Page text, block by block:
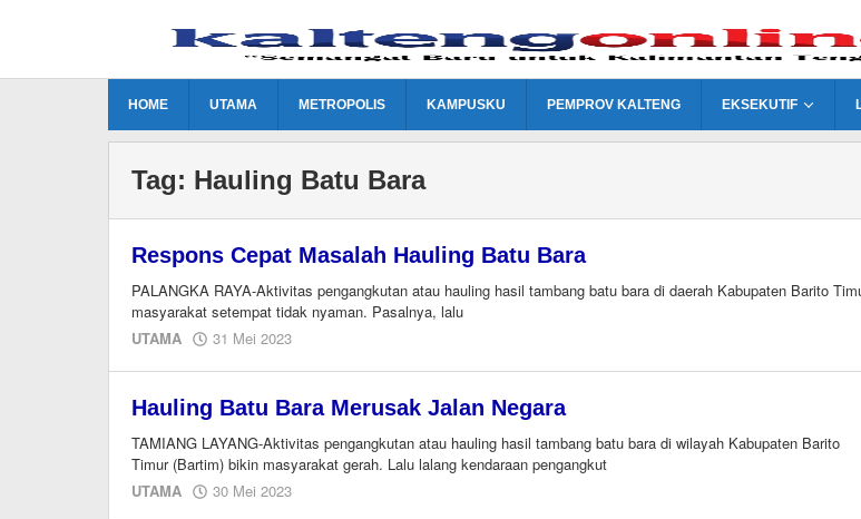
HOME UTAMA METROPOLIS KAMPUSKU PEMPROV KALTENG EKSEKUTIF
Tag: Hauling Batu Bara
Respons Cepat Masalah Hauling Batu Bara
PALANGKA RAYA-Aktivitas pengangkutan atau hauling hasil tambang batu bara di daerah Kabupaten Barito
masyarakat setempat tidak nyaman. Pasalnya, lalu
UTAMA
31 Mei 2023
Hauling Batu Bara Merusak Jalan Negara
TAMIANG LAYANG-Aktivitas pengangkutan atau hauling hasil tambang batu bara di wilayah Kabupaten Barito
Timur (Bartim) bikin masyarakat gerah. Lalu lalang kendaraan pengangkut
UTAMA
30 Mei 2023